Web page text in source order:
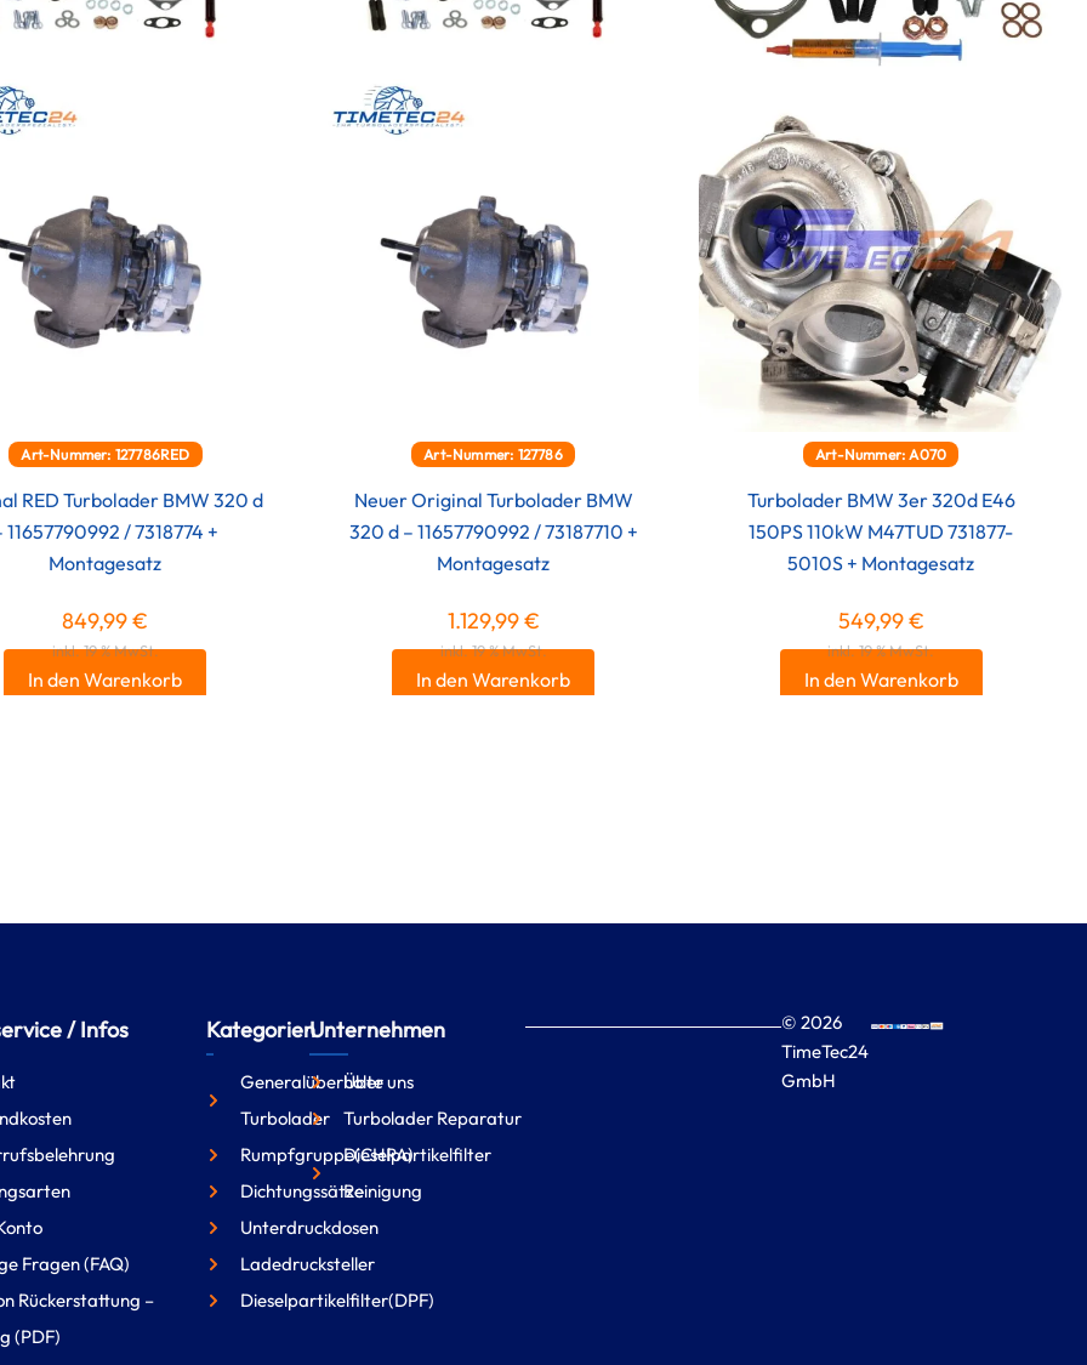
Art-Nummer: 127786RED
RED Turbolader BMW 320 d
11657790992 / 7318774 +
Montagesatz
849,99€
inkl. 19 % MwSt.
In den Warenkorb
Art-Nummer: 127786
Neuer Original Turbolader BMW
320 d – 11657790992 / 73187710 +
Montagesatz
1.129,99€
inkl. 19 % MwSt.
In den Warenkorb
Art-Nummer: A070
Turbolader BMW 3er 320d E46
150PS 110kW M47TUD 731877-
5010S + Montagesatz
549,99€
inkl. 19 % MwSt.
In den Warenkorb
/ Infos
Fragen (FAQ)
Rückerstattung –
(PDF)
Kategorien
Generalüberholte
Turbolader
Rumpfgruppe(CHRA)
Dichtungssätze
Unterdruckdosen
Ladedrucksteller
Dieselpartikelfilter(DPF)
Unternehmen
Über uns
Turbolader Reparatur
Dieselpartikelfilter
Reinigung
© 2026
TimeTec24
GmbH